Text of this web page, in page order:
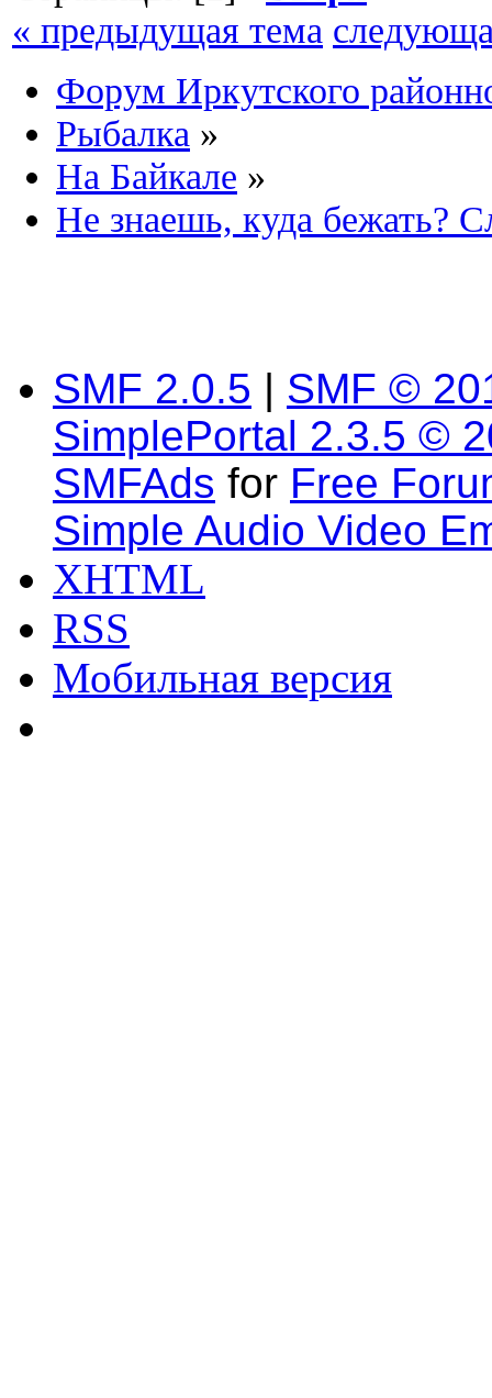
« предыдущая тема
Форум Иркутского
Рыбалка »
На Байкале »
Не знаешь, куда бежать?
SMF 2.0.5 | SMF ©
SimplePortal 2.3.5 ©
SMFAds for Free
Simple Audio Video
XHTML
RSS
Мобильная версия